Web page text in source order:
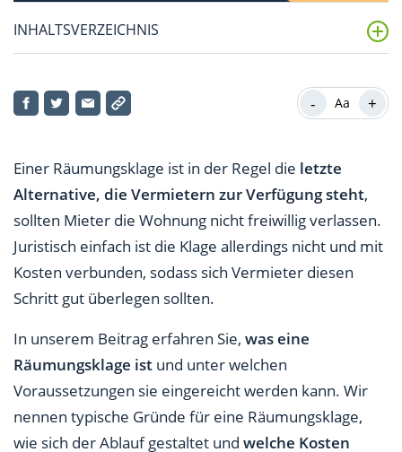
INHALTSVERZEICHNIS
Was ist eine Räumungsklage?
Wie läuft die Räumungsklage ab?
Wie reicht man die Räumungsklage richtig ein?
Räumungsklage ohne Anwalt einreichen und
durchsetzen – geht das?
Was passiert, wenn man eine Räumungsklage hat?
Was kostet eine Räumungsklage und wer zahlt?
Kostenspartipps für die Räumungsklage
Welche Fristen gelten bei der Räumungsklage?
- Aa +
Einer Räumungsklage ist in der Regel die letzte
Alternative, die Vermietern zur Verfügung steht,
sollten Mieter die Wohnung nicht freiwillig verlassen.
Juristisch einfach ist die Klage allerdings nicht und mit
Kosten verbunden, sodass sich Vermieter diesen
Schritt gut überlegen sollten.
In unserem Beitrag erfahren Sie, was eine
Räumungsklage ist und unter welchen
Voraussetzungen sie eingereicht werden kann. Wir
nennen typische Gründe für eine Räumungsklage,
wie sich der Ablauf gestaltet und welche Kosten